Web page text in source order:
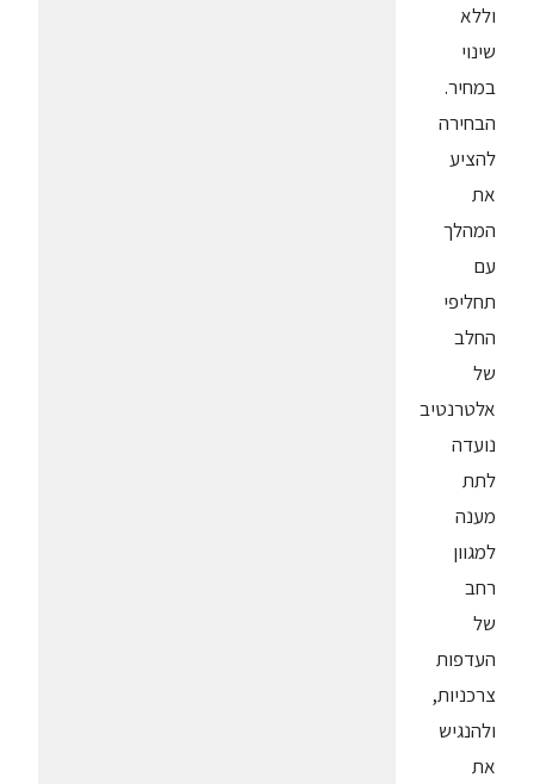
וללא
שינוי
במחיר.
הבחירה
להציע
את
המהלך
עם
תחליפי
החלב
של
אלטרנטיב
נועדה
לתת
מענה
למגוון
רחב
של
העדפות
צרכניות,
ולהנגיש
את